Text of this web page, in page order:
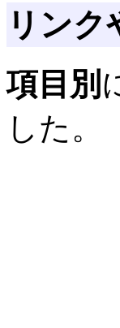
リンク
項目別
した。